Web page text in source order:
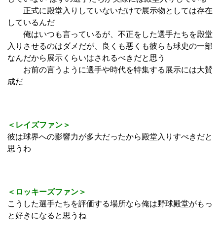
正式に殿堂入りしていないだけで展示物としては存在
しているんだ
俺はいつも言っているが、不正をした選手たちを殿堂
入りさせるのはダメだが、良くも悪くも彼らも球史の一部
なんだから展示くらいはされるべきだと思う
お前の言うように選手や時代を特集する展示には大賛
成だ
＜レイズファン＞
彼は球界への影響力が多大だったから殿堂入りすべきだと
思うわ
＜ロッキーズファン＞
こうした選手たちを評価する場所なら俺は野球殿堂がもっ
と好きになると思うね